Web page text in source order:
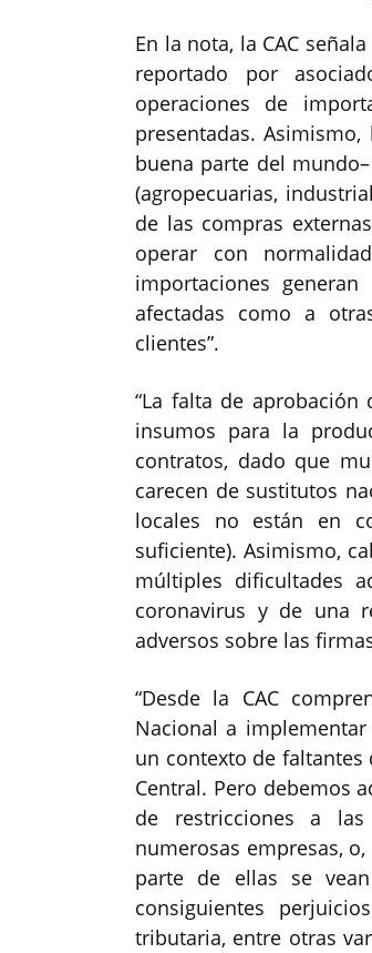
En la nota, la CAC
reportado por
operaciones de
presentadas.
buena parte del
(agropecuarias,
de las compras
operar con
importaciones
afectadas como a
clientes”.
“La falta de
insumos para la
contratos, dado que
carecen de sustitutos
locales no están en
suficiente). Asimismo,
múltiples dificultades
coronavirus y de una
adversos sobre las
“Desde la CAC
Nacional a
un contexto de faltantes
Central. Pero debemos
de restricciones a
numerosas empresas,
parte de ellas se
consiguientes
tributaria, entre otras